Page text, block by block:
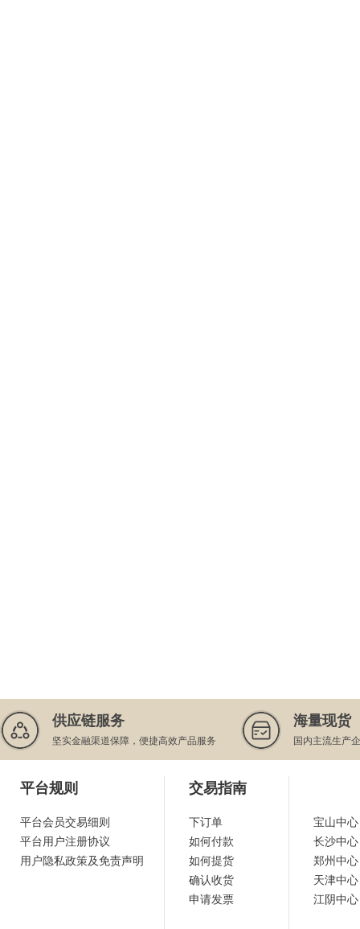
供应链服务
坚实金融渠道保障，便捷高效产品服务
海量现货
国内主流生产
平台规则
平台会员交易细则
平台用户注册协议
用户隐私政策及免责声明
交易指南
下订单
如何付款
如何提货
确认收货
申请发票
宝山中心
长沙中心
郑州中心
天津中心
江阴中心